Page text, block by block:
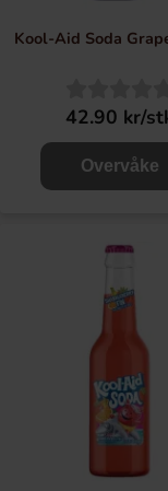
Kool-Aid Soda
42.90 kr/
Overvåke